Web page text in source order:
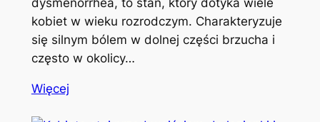
dysmenorrhea, to stan, który dotyka wiele
kobiet w wieku rozrodczym. Charakteryzuje
się silnym bólem w dolnej części brzucha i
często w okolicy…
Więcej